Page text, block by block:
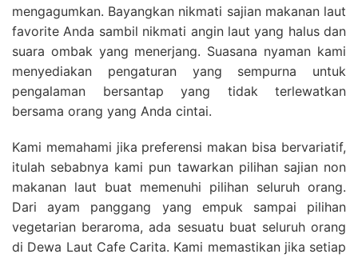
mengagumkan. Bayangkan nikmati sajian makanan laut
favorite Anda sambil nikmati angin laut yang halus dan
suara ombak yang menerjang. Suasana nyaman kami
menyediakan pengaturan yang sempurna untuk
pengalaman bersantap yang tidak terlewatkan
bersama orang yang Anda cintai.
Kami memahami jika preferensi makan bisa bervariatif,
itulah sebabnya kami pun tawarkan pilihan sajian non
makanan laut buat memenuhi pilihan seluruh orang.
Dari ayam panggang yang empuk sampai pilihan
vegetarian beraroma, ada sesuatu buat seluruh orang
di Dewa Laut Cafe Carita. Kami memastikan jika setiap